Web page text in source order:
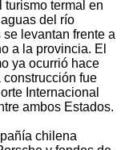
turismo termal en
del río
levantan frente a
a la provincia. El
ya ocurrió hace
fue
Internacional
ambos Estados.
chilena